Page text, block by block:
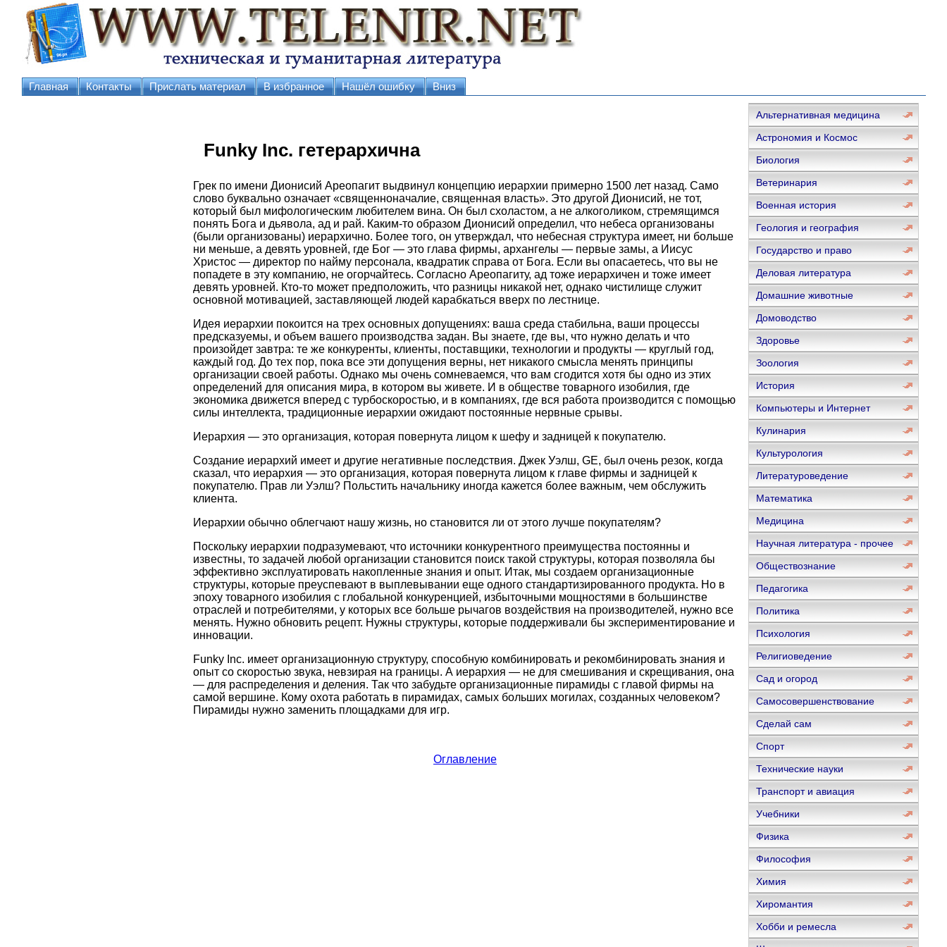
Главная Контакты Прислать материал В избранное Нашёл ошибку Вниз
Funky Inc. гетерархична
Грек по имени Дионисий Ареопагит выдвинул концепцию иерархии примерно 1500 лет назад. Само
слово буквально означает «священноначалие, священная власть». Это другой Дионисий, не тот,
который был мифологическим любителем вина. Он был схоластом, а не алкоголиком, стремящимся
понять Бога и дьявола, ад и рай. Каким-то образом Дионисий определил, что небеса организованы
(были организованы) иерархично. Более того, он утверждал, что небесная структура имеет, ни больше
ни меньше, а девять уровней, где Бог — это глава фирмы, архангелы — первые замы, а Иисус
Христос — директор по найму персонала, квадратик справа от Бога. Если вы опасаетесь, что вы не
попадете в эту компанию, не огорчайтесь. Согласно Ареопагиту, ад тоже иерархичен и тоже имеет
девять уровней. Кто-то может предположить, что разницы никакой нет, однако чистилище служит
основной мотивацией, заставляющей людей карабкаться вверх по лестнице.
Идея иерархии покоится на трех основных допущениях: ваша среда стабильна, ваши процессы
предсказуемы, и объем вашего производства задан. Вы знаете, где вы, что нужно делать и что
произойдет завтра: те же конкуренты, клиенты, поставщики, технологии и продукты — круглый год,
каждый год. До тех пор, пока все эти допущения верны, нет никакого смысла менять принципы
организации своей работы. Однако мы очень сомневаемся, что вам сгодится хотя бы одно из этих
определений для описания мира, в котором вы живете. И в обществе товарного изобилия, где
экономика движется вперед с турбоскоростью, и в компаниях, где вся работа производится с помощью
силы интеллекта, традиционные иерархии ожидают постоянные нервные срывы.
Иерархия — это организация, которая повернута лицом к шефу и задницей к покупателю.
Создание иерархий имеет и другие негативные последствия. Джек Уэлш, GE, был очень резок, когда
сказал, что иерархия — это организация, которая повернута лицом к главе фирмы и задницей к
покупателю. Прав ли Уэлш? Польстить начальнику иногда кажется более важным, чем обслужить
клиента.
Иерархии обычно облегчают нашу жизнь, но становится ли от этого лучше покупателям?
Поскольку иерархии подразумевают, что источники конкурентного преимущества постоянны и
известны, то задачей любой организации становится поиск такой структуры, которая позволяла бы
эффективно эксплуатировать накопленные знания и опыт. Итак, мы создаем организационные
структуры, которые преуспевают в выплевывании еще одного стандартизированного продукта. Но в
эпоху товарного изобилия с глобальной конкуренцией, избыточными мощностями в большинстве
отраслей и потребителями, у которых все больше рычагов воздействия на производителей, нужно все
менять. Нужно обновить рецепт. Нужны структуры, которые поддерживали бы экспериментирование и
инновации.
Funky Inc. имеет организационную структуру, способную комбинировать и рекомбинировать знания и
опыт со скоростью звука, невзирая на границы. А иерархия — не для смешивания и скрещивания, она
— для распределения и деления. Так что забудьте организационные пирамиды с главой фирмы на
самой вершине. Кому охота работать в пирамидах, самых больших могилах, созданных человеком?
Пирамиды нужно заменить площадками для игр.
Оглавление
Альтернативная медицина
Астрономия и Космос
Биология
Ветеринария
Военная история
Геология и география
Государство и право
Деловая литература
Домашние животные
Домоводство
Здоровье
Зоология
История
Компьютеры и Интернет
Кулинария
Культурология
Литературоведение
Математика
Медицина
Научная литература - прочее
Обществознание
Педагогика
Политика
Психология
Религиоведение
Сад и огород
Самосовершенствование
Сделай сам
Спорт
Технические науки
Транспорт и авиация
Учебники
Физика
Философия
Химия
Хиромантия
Хобби и ремесла